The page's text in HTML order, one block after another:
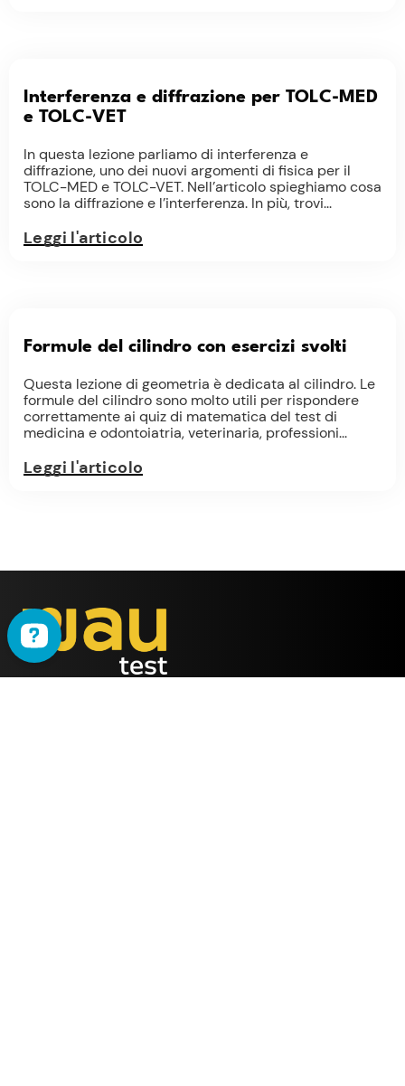
Interferenza e diffrazione per TOLC-MED
e TOLC-VET
In questa lezione parliamo di interferenza e
diffrazione, uno dei nuovi argomenti di fisica per il
TOLC-MED e TOLC-VET. Nell’articolo spieghiamo cosa
sono la diffrazione e l’interferenza. In più, trovi...
Leggi l'articolo
Formule del cilindro con esercizi svolti
Questa lezione di geometria è dedicata al cilindro. Le
formule del cilindro sono molto utili per rispondere
correttamente ai quiz di matematica del test di
medicina e odontoiatria, veterinaria, professioni...
Leggi l'articolo